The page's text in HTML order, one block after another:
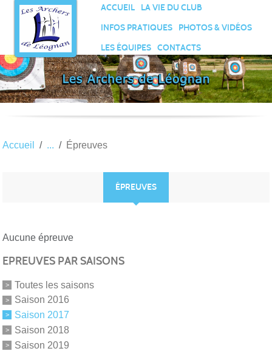
ACCUEIL
LA VIE DU CLUB
INFOS PRATIQUES
PHOTOS & VIDÉOS
LES ÉQUIPES
CONTACTS
Accueil Épreuves
ÉPREUVES
Aucune épreuve
EPREUVES PAR SAISONS
Toutes les saisons
Saison 2016
Saison 2017
Saison 2018
Saison 2019
Panneau de gestion des cookies